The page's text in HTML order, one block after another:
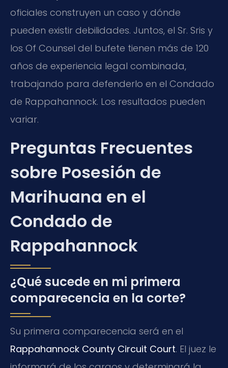
oficiales construyen un caso y dónde
pueden existir debilidades. Juntos, el Sr. Sris y
los Of Counsel del bufete tienen más de 120
años de experiencia legal combinada,
trabajando para defenderlo en el Condado
de Rappahannock. Los resultados pueden
variar.
Preguntas Frecuentes
sobre Posesión de
Marihuana en el
Condado de
Rappahannock
¿Qué sucede en mi primera
comparecencia en la corte?
Su primera comparecencia será en el
Rappahannock County Circuit Court. El juez le